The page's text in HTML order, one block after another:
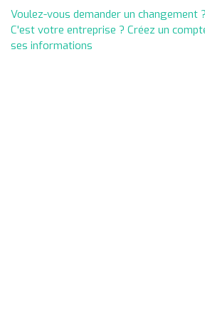
Voulez-vous demander un changement ?
C'est votre entreprise ? Créez un
ses informations